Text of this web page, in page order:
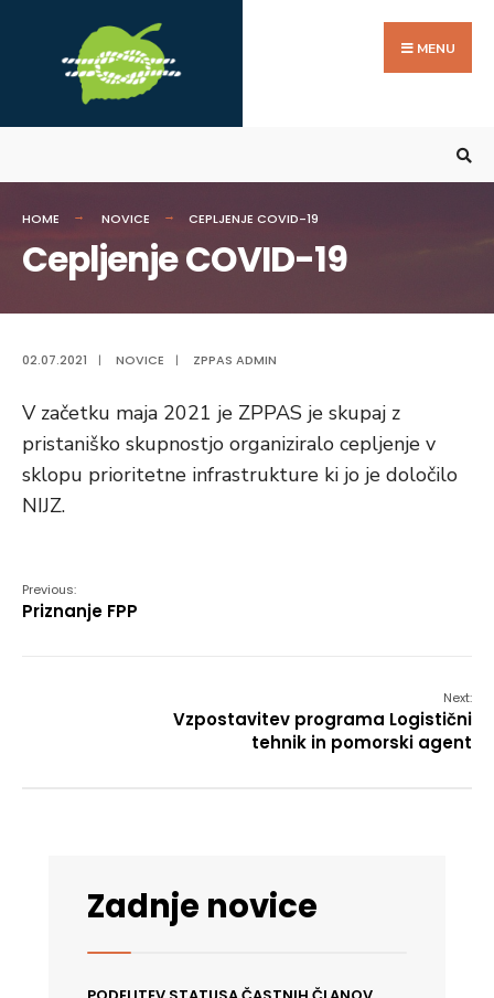
content
MENU
HOME NOVICE CEPLJENJE COVID-19
Cepljenje COVID-19
02.07.2021 | NOVICE | ZPPAS ADMIN
V začetku maja 2021 je ZPPAS je skupaj z
pristaniško skupnostjo organiziralo cepljenje v
sklopu prioritetne infrastrukture ki jo je določilo
NIJZ.
Previous:
Priznanje FPP
Next:
Vzpostavitev programa Logistični
tehnik in pomorski agent
Zadnje novice